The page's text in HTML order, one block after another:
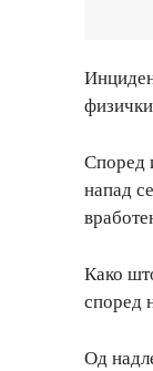
Според
напад
Како
според
Од